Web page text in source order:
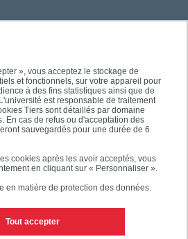
», vous acceptez le stockage de
et fonctionnels, sur votre appareil pour
à des fins statistiques ainsi que de
est responsable de traitement
Tiers sont détaillés par domaine
En cas de refus ou d'acceptation des
sauvegardés pour une durée de 6
cookies après les avoir acceptés, vous
en cliquant sur « Personnaliser ».
en matière de protection des données.
Tout accepter
légales